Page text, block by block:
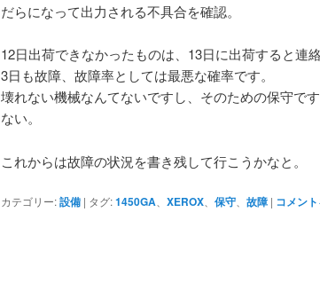
だらになって出力される不具合を確認。
12日出荷できなかったものは、13日に出荷すると連
3日も故障、故障率としては最悪な確率です。
壊れない機械なんてないですし、そのための保守で
ない。
これからは故障の状況を書き残して行こうかなと。
カテゴリー:設備 | タグ:1450GA XEROX 保守 故障 | コメン